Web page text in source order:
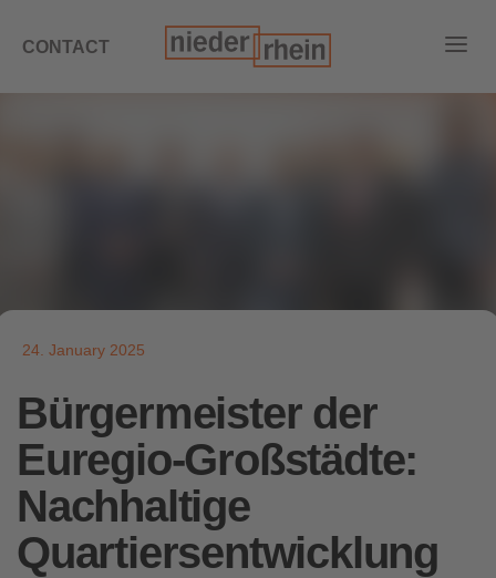
CONTACT
24. January 2025
Bürgermeister der
Euregio-Großstädte:
Nachhaltige
Quartiersentwicklung